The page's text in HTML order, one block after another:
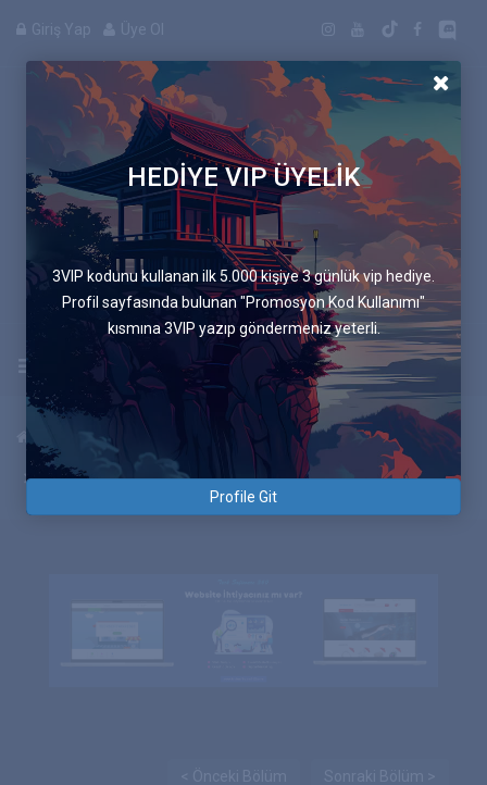
Giriş Yap Üye Ol
Manga
Uygulamayı İndir
Anasayfa Boruto: İki Mavi Girdap
94.Bölüm Görev
HEDİYE VIP ÜYELİK
3VIP kodunu kullanan ilk 5.000 kişiye 3 günlük vip hediye.
Profil sayfasında bulunan "Promosyon Kod Kullanımı"
kısmına 3VIP yazıp göndermeniz yeterli.
Profile Git